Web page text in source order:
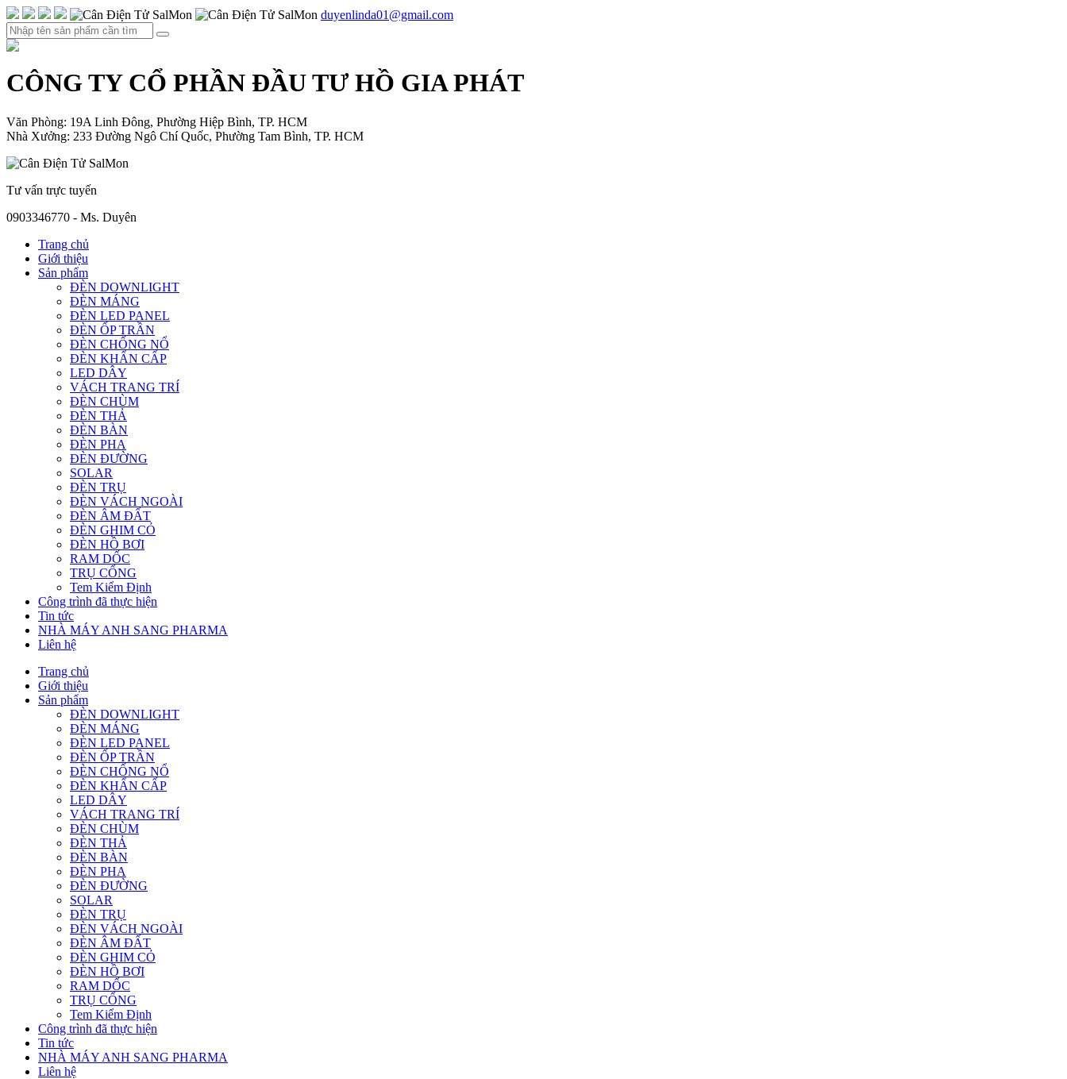
duyenlinda01@gmail.com
CÔNG TY CỔ PHẦN ĐẦU TƯ HỒ GIA PHÁT
Văn Phòng: 19A Linh Đông, Phường Hiệp Bình, TP. HCM
Nhà Xưởng: 233 Đường Ngô Chí Quốc, Phường Tam Bình, TP. HCM
Tư vấn trực tuyến
0903346770 - Ms. Duyên
Trang chủ
Giới thiệu
Sản phẩm
ĐÈN DOWNLIGHT
ĐÈN MÁNG
ĐÈN LED PANEL
ĐÈN ỐP TRẦN
ĐÈN CHỐNG NỔ
ĐÈN KHẨN CẤP
LED DÂY
VÁCH TRANG TRÍ
ĐÈN CHÙM
ĐÈN THẢ
ĐÈN BÀN
ĐÈN PHA
ĐÈN ĐƯỜNG
SOLAR
ĐÈN TRỤ
ĐÈN VÁCH NGOÀI
ĐÈN ÂM ĐẤT
ĐÈN GHIM CỎ
ĐÈN HỒ BƠI
RAM DỐC
TRỤ CỔNG
Tem Kiểm Định
Công trình đã thực hiện
Tin tức
NHÀ MÁY ANH SANG PHARMA
Liên hệ
Trang chủ
Giới thiệu
Sản phẩm
ĐÈN DOWNLIGHT
ĐÈN MÁNG
ĐÈN LED PANEL
ĐÈN ỐP TRẦN
ĐÈN CHỐNG NỔ
ĐÈN KHẨN CẤP
LED DÂY
VÁCH TRANG TRÍ
ĐÈN CHÙM
ĐÈN THẢ
ĐÈN BÀN
ĐÈN PHA
ĐÈN ĐƯỜNG
SOLAR
ĐÈN TRỤ
ĐÈN VÁCH NGOÀI
ĐÈN ÂM ĐẤT
ĐÈN GHIM CỎ
ĐÈN HỒ BƠI
RAM DỐC
TRỤ CỔNG
Tem Kiểm Định
Công trình đã thực hiện
Tin tức
NHÀ MÁY ANH SANG PHARMA
Liên hệ